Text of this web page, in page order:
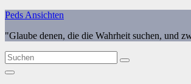
Zum
springen
Peds Ansichten
"Glaube denen, die die Wahrheit suchen, und